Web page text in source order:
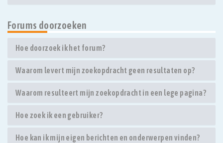
Forums doorzoeken
Hoe doorzoek ik het forum?
Waarom levert mijn zoekopdracht geen resultaten op?
Waarom resulteert mijn zoekopdracht in een lege pagina?
Hoe zoek ik een gebruiker?
Hoe kan ik mijn eigen berichten en onderwerpen vinden?